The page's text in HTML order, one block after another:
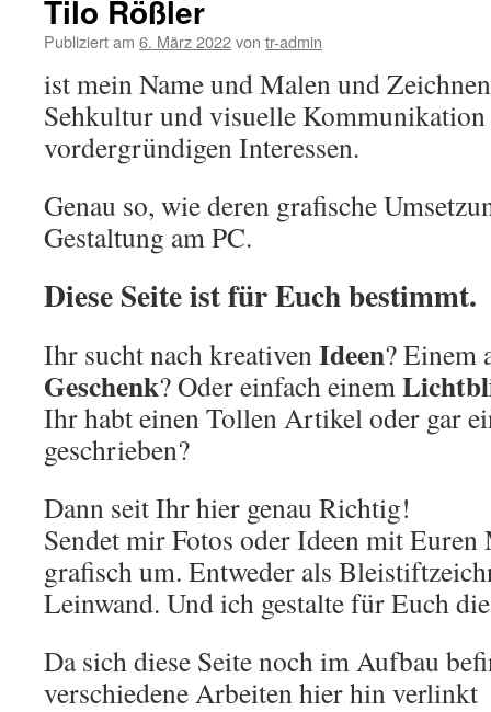
Tilo Rößler
Publiziert am 6. März 2022von tr-admin
ist mein Name und Malen und
Sehkultur und visuelle Kommunikation
vordergründigen Interessen.
Genau so, wie deren grafische
Gestaltung am PC.
Diese Seite ist für Euch bestimmt.
Ihr sucht nach kreativenIdeen? Einem
Geschenk? Oder einfach einem
Ihr habt einen Tollen Artikel oder gar
geschrieben?
Dann seit Ihr hier genau Richtig!
Sendet mir Fotos oder Ideen mit Euren
grafisch um. Entweder als
Leinwand. Und ich gestalte für Euch
Da sich diese Seite noch im Aufbau
verschiedene Arbeiten hier hin verlinkt